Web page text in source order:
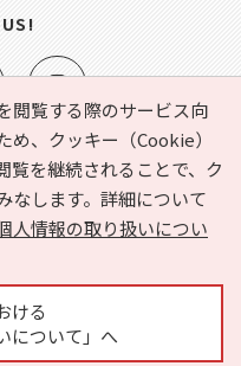
閲覧する際のサービス向
め、クッキー（Cookie）
覧を継続されることで、ク
なします。詳細について
人情報の取り扱いについ
ける
について」へ
お気に入り
ヘルプ
ついて
運営会社
るお問い合わせ